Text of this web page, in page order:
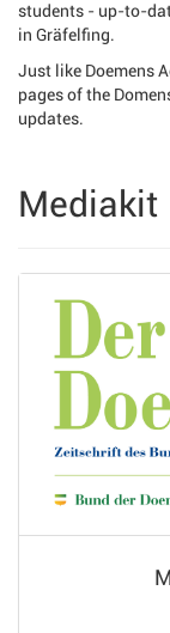
students - up-to-
in Gräfelfing.
Just like Doemens
pages of the
updates.
Mediakit